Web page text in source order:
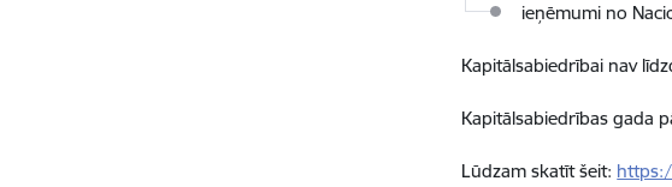
ieņēmumi no
Kapitālsabiedrībai nav
Kapitālsabiedrības gada
Lūdzam skatīt šeit: